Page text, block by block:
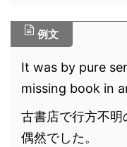
例文
It was by pure
missing book in
古書店で行方不
偶然でした。